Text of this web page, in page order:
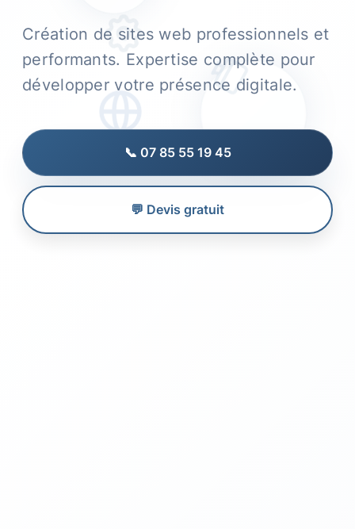
Création de sites web professionnels et
performants. Expertise complète pour
développer votre présence digitale.
📞 07 85 55 19 45
💬 Devis gratuit